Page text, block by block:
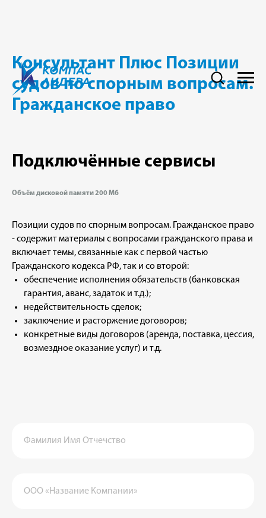
Консультант Плюс Позиции
судов по спорным вопросам.
Гражданское право
Подключённые сервисы
Объём дисковой памяти 200 Мб
Позиции судов по спорным вопросам. Гражданское право
- содержит материалы с вопросами гражданского права и
включает темы, связанные как с первой частью
Гражданского кодекса РФ, так и со второй:
обеспечение исполнения обязательств (банковская
гарантия, аванс, задаток и т.д.);
недействительность сделок;
заключение и расторжение договоров;
конкретные виды договоров (аренда, поставка, цессия,
возмездное оказание услуг) и т.д.